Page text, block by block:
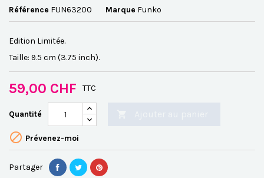
Référence FUN63200 Marque Funko
Edition Limitée.
Taille: 9.5 cm (3.75 inch).
59,00 CHF TTC
Quantité
 Prévenez-moi
Partager